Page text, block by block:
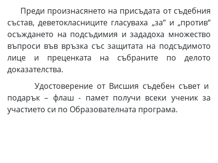
Преди произнасянето на присъдата от съдебния
състав, деветокласниците гласуваха „за“ и „против“
осъждането на подсъдимия и зададоха множество
въпроси във връзка със защитата на подсъдимото
лице и преценката на събраните по делото
доказателства.
Удостоверение от Висшия съдебен съвет и
подарък – флаш - памет получи всеки ученик за
участието си по Образователната програма.